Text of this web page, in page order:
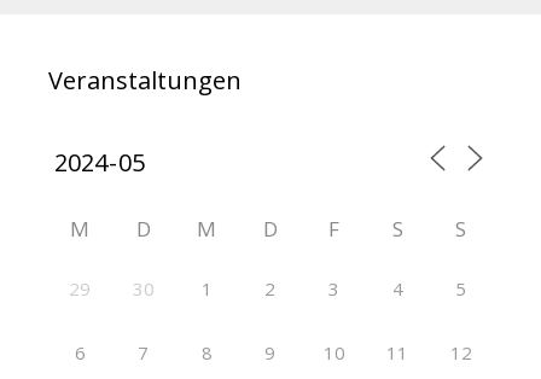
Veranstaltungen
M D M D F S S
29 30 1 2 3 4 5
6 7 8 9 10 11 12